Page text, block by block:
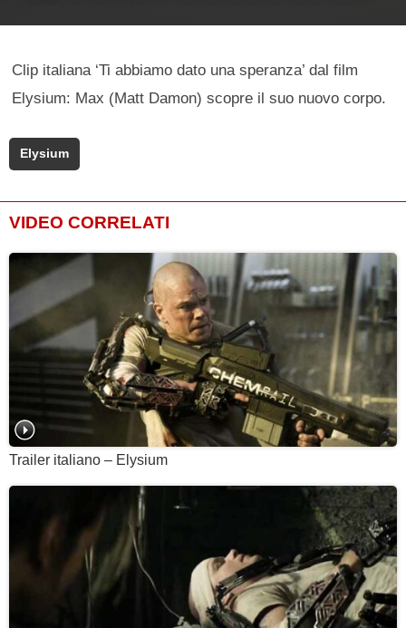
Clip italiana ‘Ti abbiamo dato una speranza’ dal film
Elysium: Max (Matt Damon) scopre il suo nuovo corpo.
Elysium
VIDEO CORRELATI
Trailer italiano – Elysium